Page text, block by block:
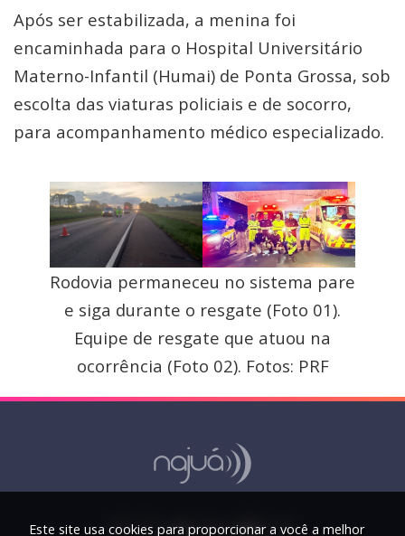
Após ser estabilizada, a menina foi
encaminhada para o Hospital Universitário
Materno-Infantil (Humai) de Ponta Grossa, sob
escolta das viaturas policiais e de socorro,
para acompanhamento médico especializado.
Rodovia permaneceu no sistema pare
e siga durante o resgate (Foto 01).
Equipe de resgate que atuou na
ocorrência (Foto 02). Fotos: PRF
Este site usa cookies para proporcionar a você a melhor